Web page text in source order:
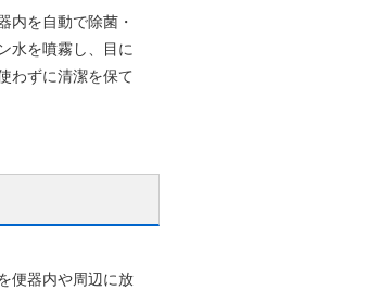
内を自動で除菌・
水を噴霧し、目に
わずに清潔を保て
便器内や周辺に放